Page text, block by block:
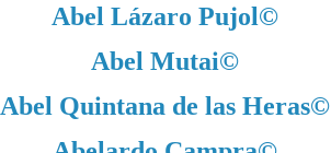
Abel Lázaro Pujol©
Abel Mutai©
Abel Quintana de las Heras©